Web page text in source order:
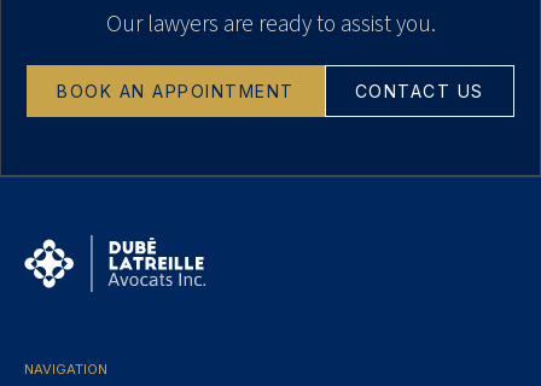
Our lawyers are ready to assist you.
BOOK AN APPOINTMENT CONTACT US
NAVIGATION